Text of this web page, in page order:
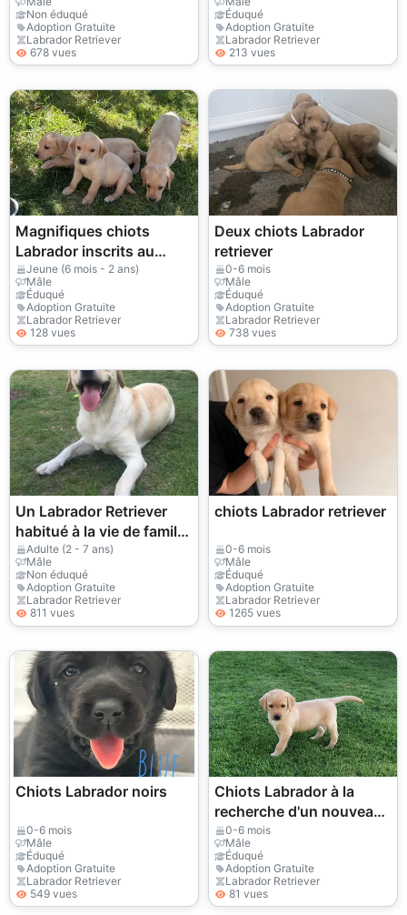
Non éduqué
Adoption Gratuite
Labrador Retriever
678 vues
Éduqué
Adoption Gratuite
Labrador Retriever
213 vues
Magnifiques chiots
Labrador inscrits au
Kennel Club
Jeune (6 mois - 2 ans)
Mâle
Éduqué
Adoption Gratuite
Labrador Retriever
128 vues
Deux chiots Labrador
retriever
0-6 mois
Mâle
Éduqué
Adoption Gratuite
Labrador Retriever
738 vues
Un Labrador Retriever
habitué à la vie de famille
cherche un nouveau
maître.
Adulte (2 - 7 ans)
Mâle
Non éduqué
Adoption Gratuite
Labrador Retriever
811 vues
chiots Labrador retriever
0-6 mois
Mâle
Éduqué
Adoption Gratuite
Labrador Retriever
1265 vues
Chiots Labrador noirs
0-6 mois
Mâle
Éduqué
Adoption Gratuite
Labrador Retriever
549 vues
Chiots Labrador à la
recherche d'un nouveau
foyer
0-6 mois
Mâle
Éduqué
Adoption Gratuite
Labrador Retriever
81 vues